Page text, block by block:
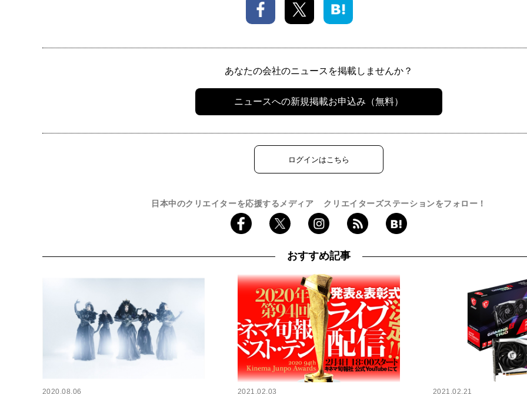
あなたの会社のニュースを掲載しませんか？
ニュースへの新規掲載お申込み（無料）
ログインはこちら
日本中のクリエイターを応援するメディア クリエイターズステーションをフォロー！
おすすめ記事
2020.08.06
2021.02.03
2021.02.21